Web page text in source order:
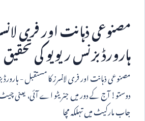
مصنوعی ذہانت اور فری
ہارورڈ بزنس ریویو کی تحقیق
مصنوعی ذہانت اور فری لانسرز کا مستقبل -
دوستو! آج کے دور میں جنریٹو اے آئی، یعنی
جاب مارکیٹ میں تہلکہ مچا